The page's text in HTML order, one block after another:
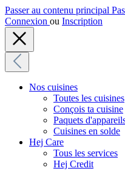
Passer au contenu principal
Connexion ou Inscription
Nos cuisines
Toutes les cuisines
Conçois ta cuisine
Paquets
Cuisines en solde
Hej Care
Tous les services
Hej Credit